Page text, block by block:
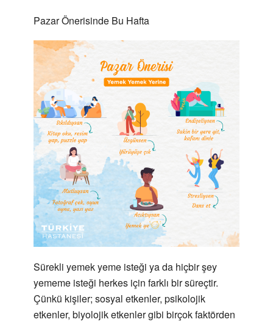
Pazar Önerisinde Bu Hafta
Sürekli yemek yeme isteği ya da hiçbir şey
yememe isteği herkes için farklı bir süreçtir.
Çünkü kişiler; sosyal etkenler, psikolojik
etkenler, biyolojik etkenler gibi birçok faktörden